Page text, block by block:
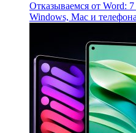
Отказываемся от Word:
Windows, Mac и телефона